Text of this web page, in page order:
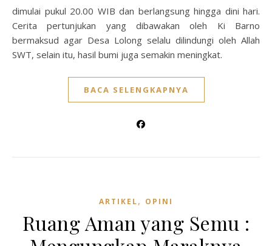
dimulai pukul 20.00 WIB dan berlangsung hingga dini hari.
Cerita pertunjukan yang dibawakan oleh Ki Barno
bermaksud agar Desa Lolong selalu dilindungi oleh Allah
SWT, selain itu, hasil bumi juga semakin meningkat.
BACA SELENGKAPNYA
ARTIKEL, OPINI
Ruang Aman yang Semu :